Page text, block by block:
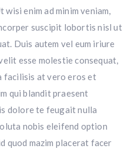
enim ad minim veniam,
suscipit lobortis nisl ut
Duis autem vel eum iriure
esse molestie consequat,
facilisis at vero eros et
qui blandit praesent
dolore te feugait nulla
nobis eleifend option
quod mazim placerat facer